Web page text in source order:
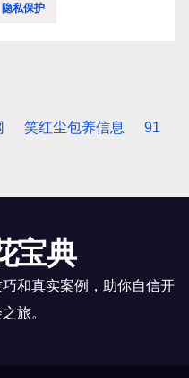
隐私保护
笑红尘包养信息
91
宝典
和真实案例，助你自信开
旅。